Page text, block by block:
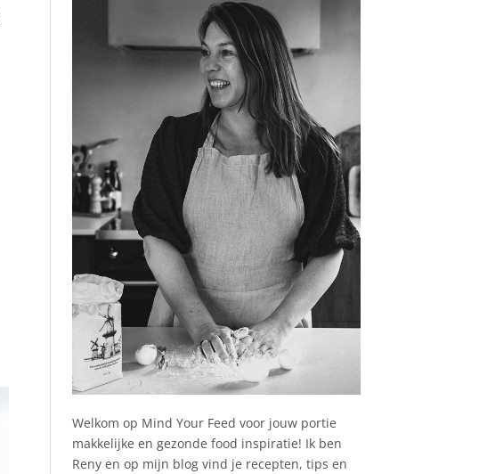
Welkom op Mind Your Feed voor jouw portie
makkelijke en gezonde food inspiratie! Ik ben
Reny en op mijn blog vind je recepten, tips en